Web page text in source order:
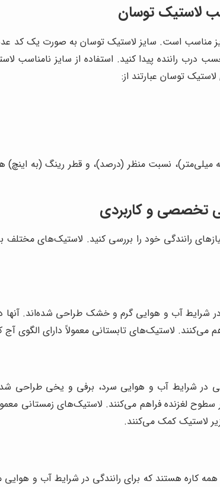
لاستیک توسان
مناسب است. سایز لاستیک توسان به صورت یک کد
درب راننده پیدا کنید. استفاده از سایز
توسان عبارتند از:
میلی‌متر)، نسبت منظر (درصد)، و قطر رینگ (به اینچ)
تخصصی و کاربردی
نیازهای رانندگی خود را بررسی کنید. لاستیک‌های
شرایط آب و هوایی گرم و خشک طراحی شده‌اند. آنها
لاستیک‌های تابستانی معمولاً دارای
در شرایط آب و هوایی سرد، برفی و یخی طراحی
لغزنده فراهم می‌کنند. لاستیک‌های زمستانی
لاستیک کمک می‌کنند.
کاره هستند که برای رانندگی در شرایط آب و هوایی